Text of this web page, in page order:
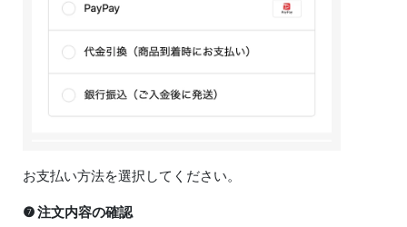
お支払い方法を選択してください。
❼ 注文内容の確認